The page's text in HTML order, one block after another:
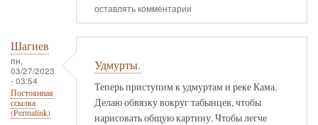
оставлять комментарии
Шагиев
пн,
03/27/2023
- 03:54
Постоянная
ссылка
(Permalink)
Удмурты.
Теперь приступим к удмуртам и реке Кама.
Делаю обвязку вокруг табынцев, чтобы
нарисовать общую картину. Чтобы легче